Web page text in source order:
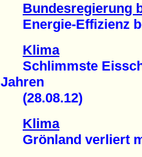
Bundesregierung
Energie-Effizienz
Klima
Schlimmste
Jahren
(28.08.12)
Klima
Grönland verliert